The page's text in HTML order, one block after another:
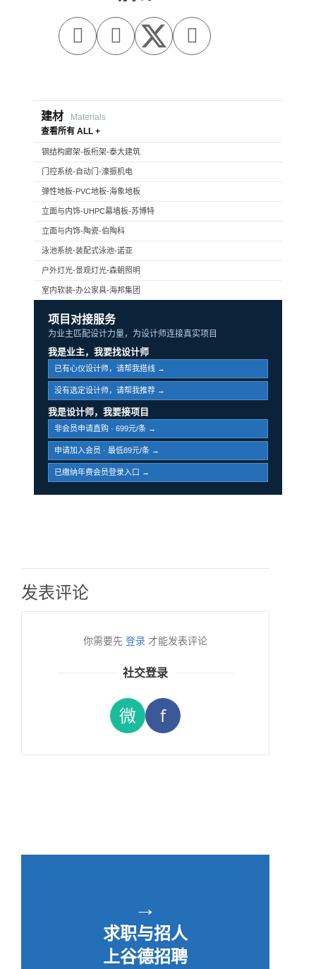
  
建材
Materials
查看所有 ALL +
钢结构廊架-板桁架-泰大建筑
门控系统-自动门-濠振机电
弹性地板-PVC地板-海象地板
立面与内饰-UHPC幕墙板-苏博特
立面与内饰-陶瓷-伯陶科
泳池系统-装配式泳池-诺亚
户外灯光-景观灯光-森朝照明
室内软装-办公家具-海邦集团
项目对接服务
为业主匹配设计力量，为设计师连接真实项目
我是业主，我要找设计师
已有心仪设计师，请帮我搭线 →
没有选定设计师，请帮我推荐 →
我是设计师，我要接项目
非会员申请直购 · 699元/条 →
申请加入会员 · 最低89元/条 →
已缴纳年费会员登录入口 →
发表评论
你需要先 登录 才能发表评论
社交登录
微 f
→
求职与招人
上谷德招聘